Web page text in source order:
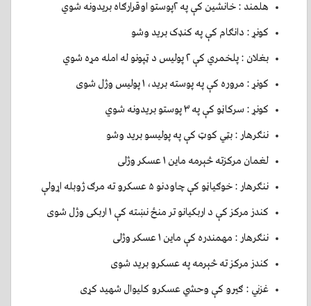
هلمند : خانشین کې په ۲پوستو اوقرارګاه بریدونه شوي
کونړ : دانګام کې په کنډک بريد وشو
بغلان : پلخمري کې ۲ پوليس د ټپونو له امله مړه شوي
کونړ : مروره کې په پوسته بريد، ۱ پوليس وژل شوی
کونړ : سرکاڼو کې په ۳ پوستو بريدونه شوي
ننګرهار : بټي کوټ کې په پوليسو بريد وشو
لغمان مرکزته څېرمه ماين ۱ عسکر وژلی
ننګرهار : خوګياڼو کې چاودنو ۵ عسکرو ته مرګ ژوبله اړولې
کندز مرکز کې د اربکيانو تر منځ نښته کې ۱ اربکی وژل شوی
ننګرهار : مهمندره کې ماين ۱ عسکر وژلی
کندز مرکز ته څېرمه په عسکرو بريد شوی
غزني : ګيرو کې وحشي عسکرو کليوال شهيد کړی